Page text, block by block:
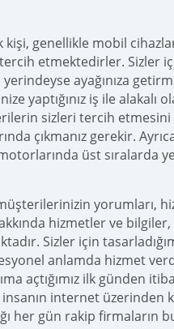
genellikle mobil
etmektedirler. Sizler
ayağınıza
yaptığınız iş ile alakalı
sizleri tercih etmesini
çıkmanız gerekir.
üst sıralarda
yorumları,
hizmetler ve bilgiler,
Sizler için
anlamda hizmet
açtığımız ilk günden
internet üzerinden
her gün rakip firmaların